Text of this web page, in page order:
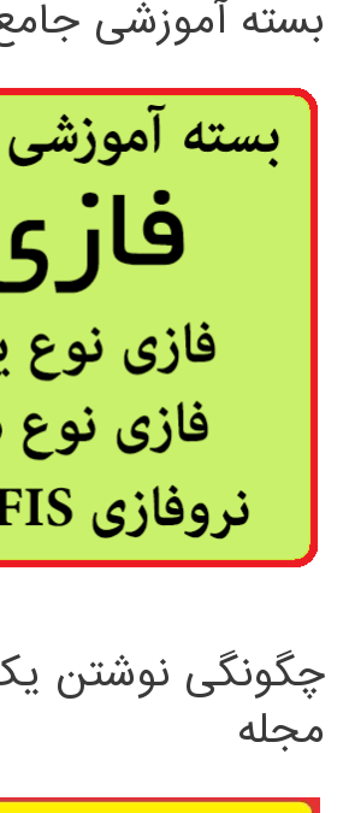
بسته آموزشی
چگونگی نوشتن
مجله